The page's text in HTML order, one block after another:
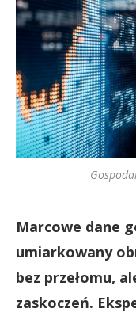
Marcowe dane
umiarkowany
bez przełomu,
zaskoczeń.